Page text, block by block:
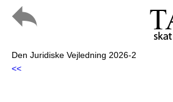
Den Juridiske Vejledning 2026-2
<<